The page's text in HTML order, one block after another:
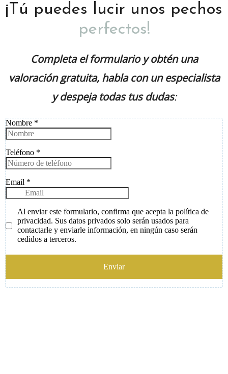
¡Tú puedes lucir unos pechos
perfectos!
Completa el formulario y obtén una
valoración gratuita, habla con un especialista
y despeja todas tus dudas: